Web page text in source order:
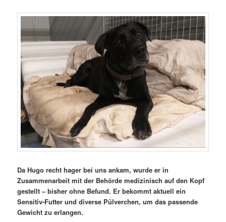
Da Hugo recht hager bei uns ankam, wurde er in
Zusammenarbeit mit der Behörde medizinisch auf den Kopf
gestellt – bisher ohne Befund. Er bekommt aktuell ein
Sensitiv-Futter und diverse Pülverchen, um das passende
Gewicht zu erlangen.